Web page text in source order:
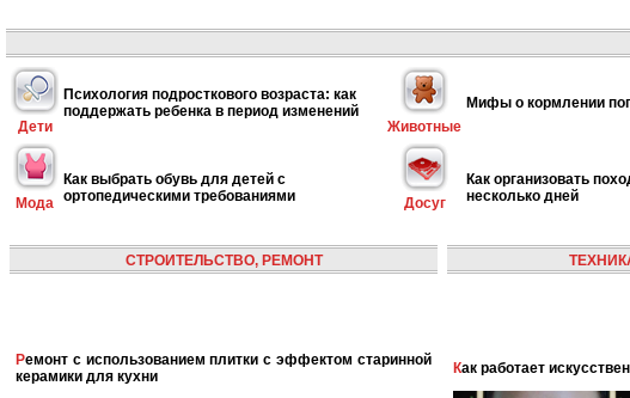
Дети
Психология подросткового возраста: как
поддержать ребенка в период изменений
Животные
Мифы о кормлении
Мода
Как выбрать обувь для детей с
ортопедическими требованиями
Досуг
Как организовать
несколько дней
СТРОИТЕЛЬСТВО, РЕМОНТ
Ремонт с использованием плитки с эффектом старинной
керамики для кухни
Как работает